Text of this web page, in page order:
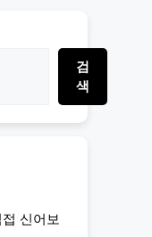
검
색
신어보